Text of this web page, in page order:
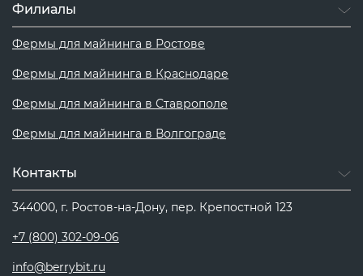
Филиалы
Фермы для майнинга в Ростове
Фермы для майнинга в Краснодаре
Фермы для майнинга в Ставрополе
Фермы для майнинга в Волгограде
Контакты
344000, г. Ростов-на-Дону, пер. Крепостной 123
+7 (800) 302-09-06
info@berrybit.ru